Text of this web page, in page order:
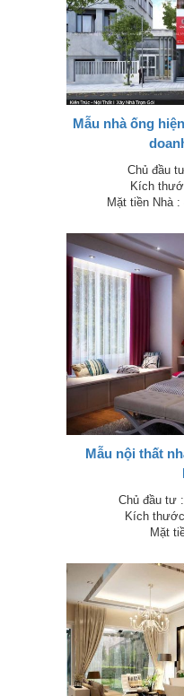
Mẫu nhà ống
Chủ đầu
Kích
Mặt tiền Nhà
Mẫu nội thất
Chủ đầu tư
Kích
Mặt